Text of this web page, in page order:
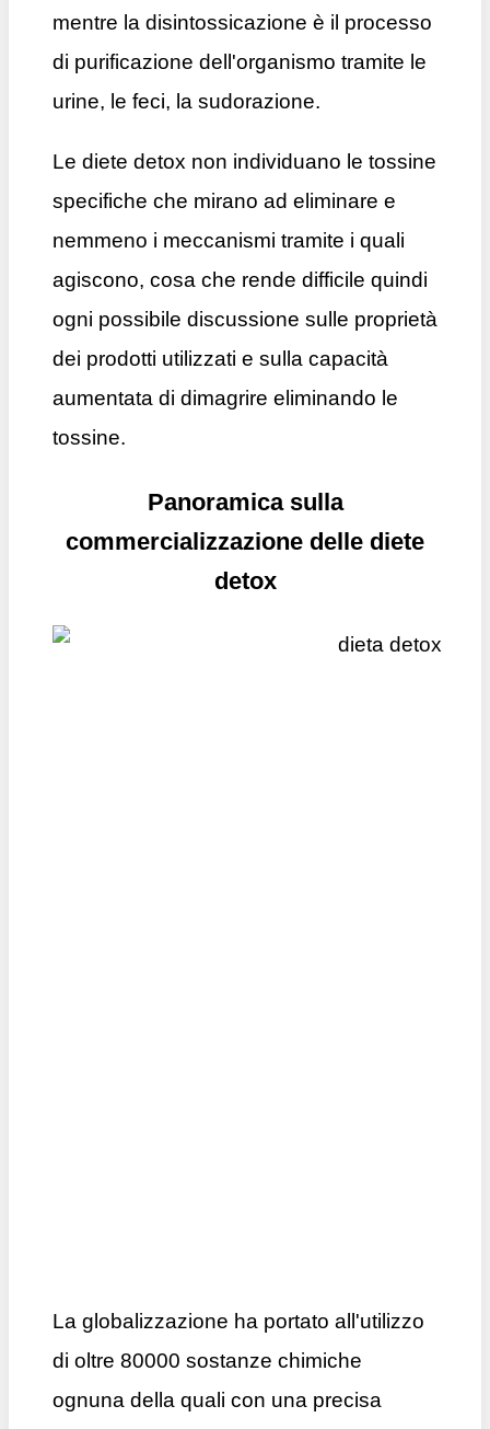
mentre la disintossicazione è il processo
di purificazione dell'organismo tramite le
urine, le feci, la sudorazione.
Le diete detox non individuano le tossine
specifiche che mirano ad eliminare e
nemmeno i meccanismi tramite i quali
agiscono, cosa che rende difficile quindi
ogni possibile discussione sulle proprietà
dei prodotti utilizzati e sulla capacità
aumentata di dimagrire eliminando le
tossine.
Panoramica sulla
commercializzazione delle diete
detox
La globalizzazione ha portato all'utilizzo
di oltre 80000 sostanze chimiche
ognuna della quali con una precisa